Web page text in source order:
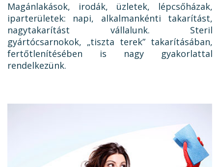
Magánlakások, irodák, üzletek, lépcsőházak,
iparterületek: napi, alkalmankénti takarítást,
nagytakarítást vállalunk. Steril
gyártócsarnokok, „tiszta terek” takarításában,
fertőtlenítésében is nagy gyakorlattal
rendelkezünk.